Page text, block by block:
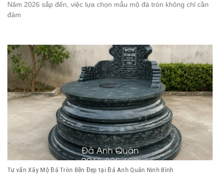
Năm 2026 sắp đến, việc lựa chọn mẫu mộ đá tròn không chỉ cần
đảm
Tư vấn Xây Mộ Đá Tròn Bền Đẹp tại Đá Anh Quân Ninh Bình